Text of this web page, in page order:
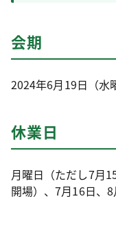
会期
2024年6月19日（水
休業日
月曜日（ただし7月
開場）、7月16日、